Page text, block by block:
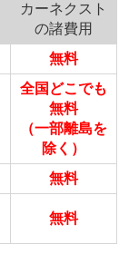
カーネクスト
の諸費用
無料
全国どこでも
無料
（一部離島を
除く）
無料
無料